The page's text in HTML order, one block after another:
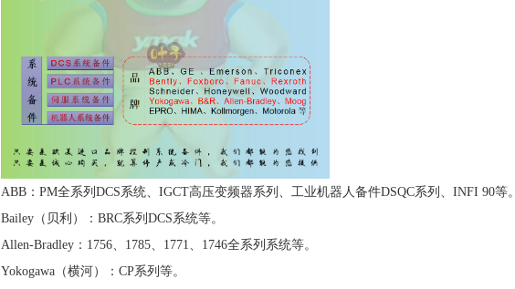
ABB：PM全系列DCS系统、IGCT高压变频器系列、工业机器人备件DSQC系列、INFI 90等。
Bailey（贝利）：BRC系列DCS系统等。
Allen-Bradley：1756、1785、1771、1746全系列系统等。
Yokogawa（横河）：CP系列等。